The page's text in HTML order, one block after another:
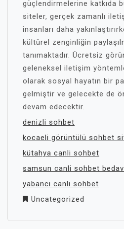
güçlendirmelerine katkıda
siteler, gerçek zamanlı
insanları daha
kültürel zenginliğin
tanımaktadır. Ücretsiz
geleneksel iletişim
olarak sosyal hayatın bir
gelmiştir ve gelecekte de
devam edecektir.
denizli sohbet
kocaeli görüntülü sohbet
kütahya canli sohbet
samsun canli sohbet
yabancı canlı sohbet
Uncategorized